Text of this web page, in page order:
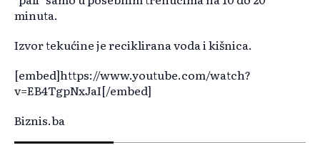
minuta.
Izvor tekućine je reciklirana voda i kišnica.
[embed]https://www.youtube.com/watch?
v=EB4TgpNxJaI[/embed]
Biznis.ba